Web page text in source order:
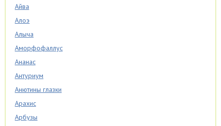
Айва
Алоэ
Алыча
Аморфофаллус
Ананас
Антуриум
Анютины глазки
Арахис
Арбузы